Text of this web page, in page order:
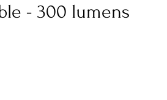
- 300 lumens